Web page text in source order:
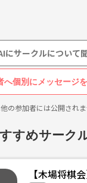
にサークルについて
へ個別にメッセージ
の参加者には公開され
すめサーク
【木場将棋